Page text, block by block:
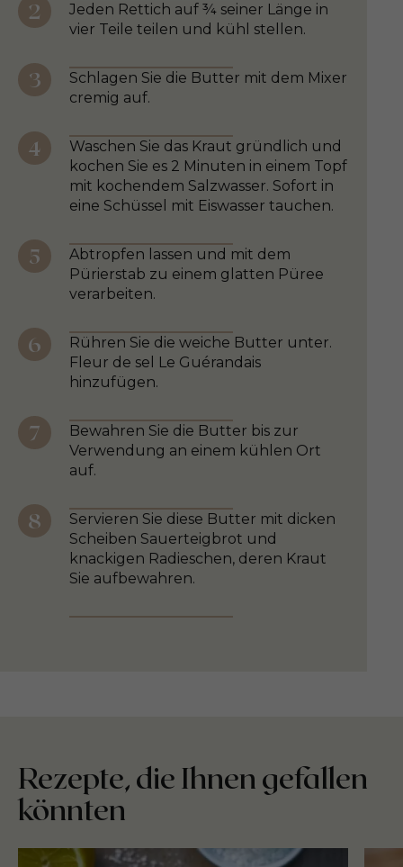
Jeden Rettich auf ¾ seiner Länge in
vier Teile teilen und kühl stellen.
Schlagen Sie die Butter mit dem Mixer
cremig auf.
Waschen Sie das Kraut gründlich und
kochen Sie es 2 Minuten in einem Topf
mit kochendem Salzwasser. Sofort in
eine Schüssel mit Eiswasser tauchen.
Abtropfen lassen und mit dem
Pürierstab zu einem glatten Püree
verarbeiten.
Rühren Sie die weiche Butter unter.
Fleur de sel Le Guérandais
hinzufügen.
Bewahren Sie die Butter bis zur
Verwendung an einem kühlen Ort
auf.
Servieren Sie diese Butter mit dicken
Scheiben Sauerteigbrot und
knackigen Radieschen, deren Kraut
Sie aufbewahren.
Rezepte, die Ihnen gefallen
könnten